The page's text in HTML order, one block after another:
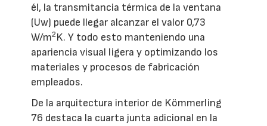
él, la transmitancia térmica de la ventana
(Uw) puede llegar alcanzar el valor 0,73
W/m2K. Y todo esto manteniendo una
apariencia visual ligera y optimizando los
materiales y procesos de fabricación
empleados.
De la arquitectura interior de Kömmerling
76 destaca la cuarta junta adicional en la